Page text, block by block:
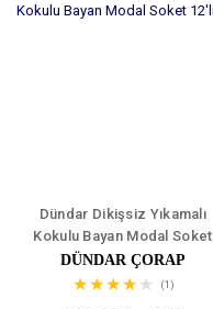
Dündar Dikişsiz Yıkamalı
Kokulu Bayan Modal Soket
12'li
DÜNDAR ÇORAP
(1)